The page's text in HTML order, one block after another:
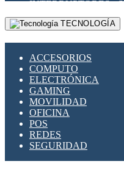
INTERRUPTORES -
FOTOVOLTÁICOS
MONTAJE PANEL
SUPRESOR DE
APLICACIONES
TECNOLOGÍA
ACCESORIOS
COMPUTO
ELECTRÓNICA
GAMING
MOVILIDAD
OFICINA
POS
REDES
SEGURIDAD